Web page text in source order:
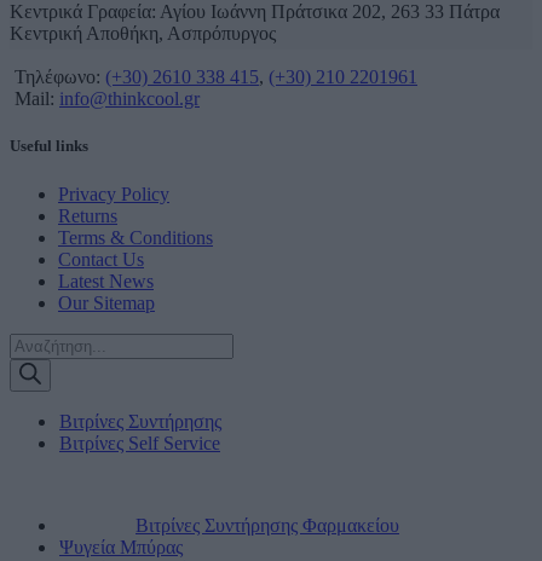
Κεντρικά Γραφεία: Αγίου Ιωάννη Πράτσικα 202, 263 33 Πάτρα
Κεντρική Αποθήκη, Ασπρόπυργος
Τηλέφωνο: (+30) 2610 338 415, (+30) 210 2201961
Mail: info@thinkcool.gr
Useful links
Privacy Policy
Returns
Terms & Conditions
Contact Us
Latest News
Our Sitemap
Products
search
Βιτρίνες Συντήρησης
Βιτρίνες Self Service
Βιτρίνες Συντήρησης Φαρμακείου
Ψυγεία Μπύρας